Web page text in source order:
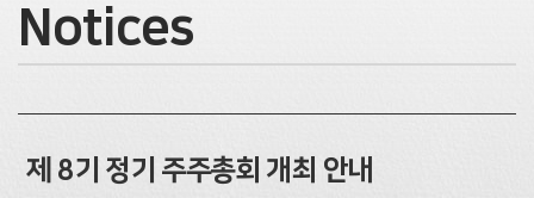
Notices
제 8기 정기 주주총회 개최 안내